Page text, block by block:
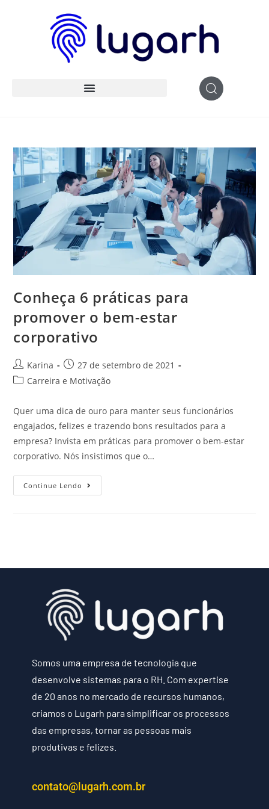
Conheça 6 práticas para
promover o bem-estar
corporativo
Karina
27 de setembro de 2021
Carreira e Motivação
Quer uma dica de ouro para manter seus funcionários
engajados, felizes e trazendo bons resultados para a
empresa? Invista em práticas para promover o bem-estar
corporativo. Nós insistimos que o…
Continue Lendo
Somos uma empresa de tecnologia que
desenvolve sistemas para o RH. Com expertise
de 20 anos no mercado de recursos humanos,
criamos o Lugarh para simplificar os processos
das empresas, tornar as pessoas mais
produtivas e felizes.
contato@lugarh.com.br